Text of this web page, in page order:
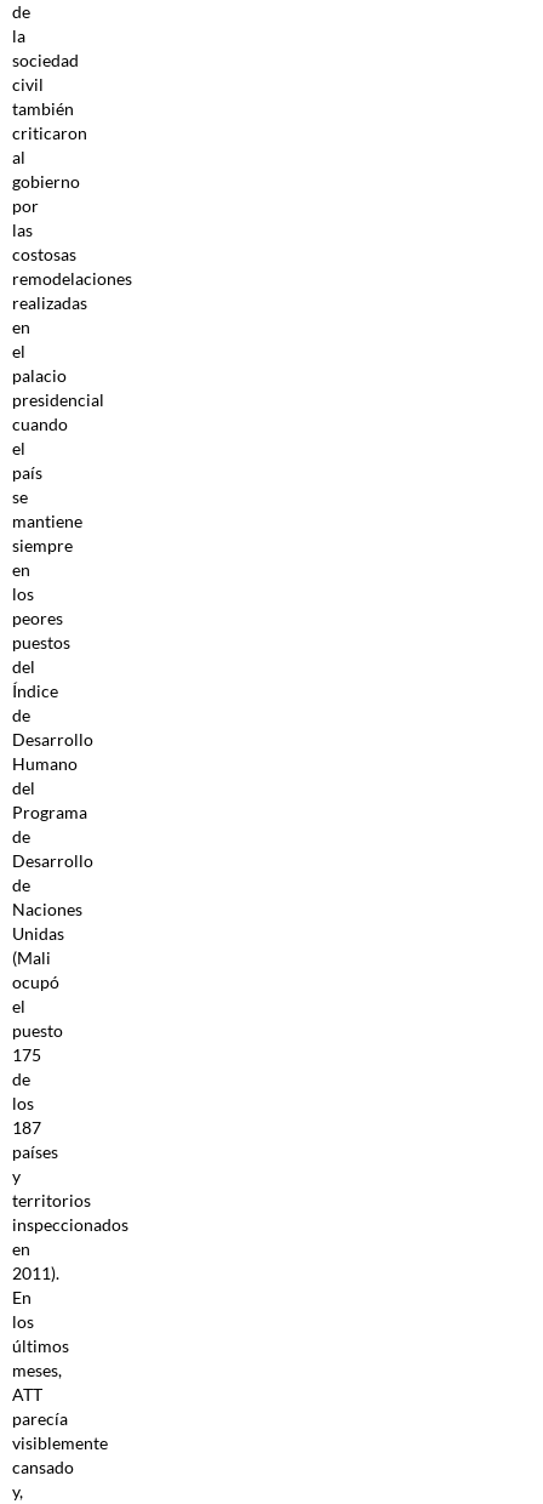
de
la
sociedad
civil
también
criticaron
al
gobierno
por
las
costosas
remodelaciones
realizadas
en
el
palacio
presidencial
cuando
el
país
se
mantiene
siempre
en
los
peores
puestos
del
Índice
de
Desarrollo
Humano
del
Programa
de
Desarrollo
de
Naciones
Unidas
(Mali
ocupó
el
puesto
175
de
los
187
países
y
territorios
inspeccionados
en
2011).
En
los
últimos
meses,
ATT
parecía
visiblemente
cansado
y,